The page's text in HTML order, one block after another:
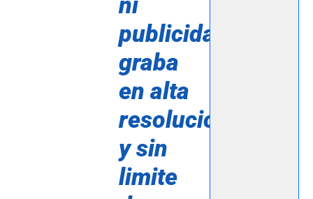
publicidad,
graba
en alta
resolución
y sin
limite